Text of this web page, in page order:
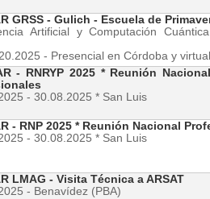
GRSS - Gulich - Escuela de
Artificial y Computación
- Presencial en Córdoba y virtual
AR - RNRYP 2025 * Reunión
- 30.08.2025 * San Luis
- RNP 2025 * Reunión Nacional
- 30.08.2025 * San Luis
LMAG - Visita Técnica a ARSAT
- Benavídez (PBA)